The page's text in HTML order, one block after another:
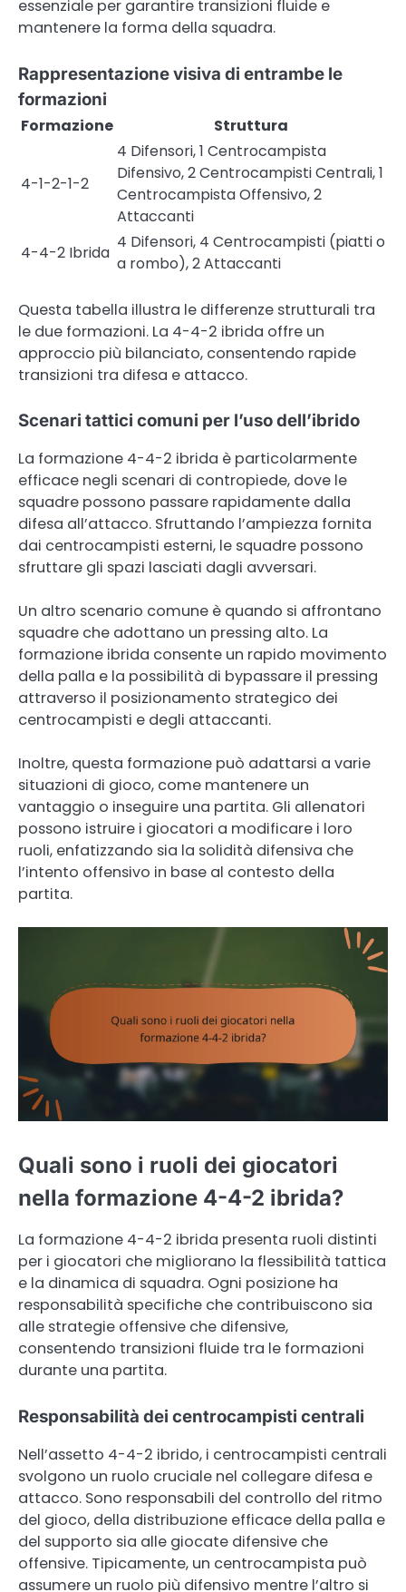
essenziale per garantire transizioni fluide e
mantenere la forma della squadra.
Rappresentazione visiva di entrambe le
formazioni
Formazione
Struttura
4-1-2-1-2
4 Difensori, 1 Centrocampista
Difensivo, 2 Centrocampisti Centrali, 1
Centrocampista Offensivo, 2
Attaccanti
4-4-2 Ibrida
4 Difensori, 4 Centrocampisti (piatti o
a rombo), 2 Attaccanti
Questa tabella illustra le differenze strutturali tra
le due formazioni. La 4-4-2 ibrida offre un
approccio più bilanciato, consentendo rapide
transizioni tra difesa e attacco.
Scenari tattici comuni per l’uso dell’ibrido
La formazione 4-4-2 ibrida è particolarmente
efficace negli scenari di contropiede, dove le
squadre possono passare rapidamente dalla
difesa all’attacco. Sfruttando l’ampiezza fornita
dai centrocampisti esterni, le squadre possono
sfruttare gli spazi lasciati dagli avversari.
Un altro scenario comune è quando si affrontano
squadre che adottano un pressing alto. La
formazione ibrida consente un rapido movimento
della palla e la possibilità di bypassare il pressing
attraverso il posizionamento strategico dei
centrocampisti e degli attaccanti.
Inoltre, questa formazione può adattarsi a varie
situazioni di gioco, come mantenere un
vantaggio o inseguire una partita. Gli allenatori
possono istruire i giocatori a modificare i loro
ruoli, enfatizzando sia la solidità difensiva che
l’intento offensivo in base al contesto della
partita.
Quali sono i ruoli dei giocatori
nella formazione 4-4-2 ibrida?
La formazione 4-4-2 ibrida presenta ruoli distinti
per i giocatori che migliorano la flessibilità tattica
e la dinamica di squadra. Ogni posizione ha
responsabilità specifiche che contribuiscono sia
alle strategie offensive che difensive,
consentendo transizioni fluide tra le formazioni
durante una partita.
Responsabilità dei centrocampisti centrali
Nell’assetto 4-4-2 ibrido, i centrocampisti centrali
svolgono un ruolo cruciale nel collegare difesa e
attacco. Sono responsabili del controllo del ritmo
del gioco, della distribuzione efficace della palla e
del supporto sia alle giocate difensive che
offensive. Tipicamente, un centrocampista può
assumere un ruolo più difensivo mentre l’altro si